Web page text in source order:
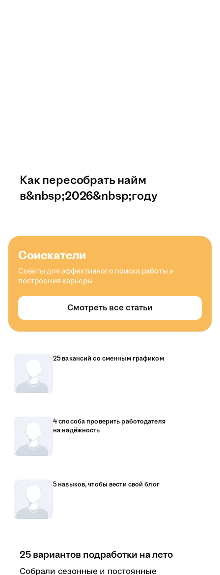
Как пересобрать найм
в&nbsp;2026&nbsp;году
Соискатели
Советы для эффективного поиска работы и
построения карьеры
Смотреть все статьи
25 вакансий со сменным графиком
4 способа проверить работодателя
на надёжность
5 навыков, чтобы вести свой блог
25 вариантов подработки на лето
Собрали сезонные и постоянные